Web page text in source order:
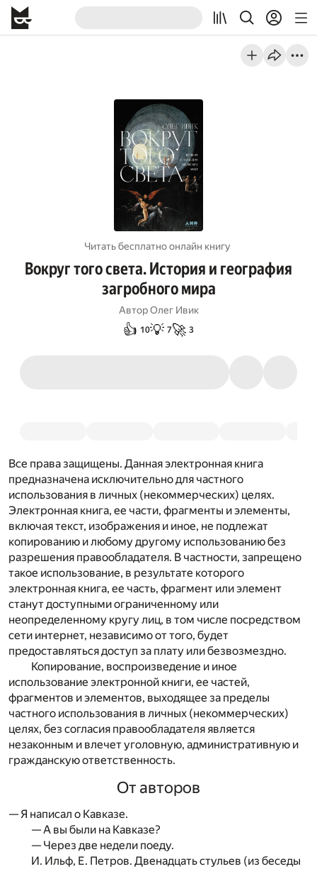
Читать бесплатно онлайн книгу
Вокруг того света. История и география
загробного мира
Автор Олег Ивик
👍 10💡 7🚀 3
Все права защищены. Данная электронная книга
предназначена исключительно для частного
использования в личных (некоммерческих) целях.
Электронная книга, ее части, фрагменты и элементы,
включая текст, изображения и иное, не подлежат
копированию и любому другому использованию без
разрешения правообладателя. В частности, запрещено
такое использование, в результате которого
электронная книга, ее часть, фрагмент или элемент
станут доступными ограниченному или
неопределенному кругу лиц, в том числе посредством
сети интернет, независимо от того, будет
предоставляться доступ за плату или безвозмездно.
Копирование, воспроизведение и иное
использование электронной книги, ее частей,
фрагментов и элементов, выходящее за пределы
частного использования в личных (некоммерческих)
целях, без согласия правообладателя является
незаконным и влечет уголовную, административную и
гражданскую ответственность.
От авторов
— Я написал о Кавказе.
— А вы были на Кавказе?
— Через две недели поеду.
И. Ильф, Е. Петров. Двенадцать стульев (из беседы